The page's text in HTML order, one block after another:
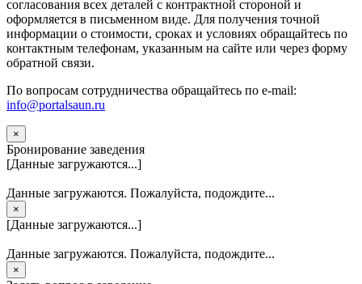
согласования всех деталей с контрактной стороной и
оформляется в письменном виде. Для получения точной
информации о стоимости, сроках и условиях обращайтесь по
контактным телефонам, указанным на сайте или через форму
обратной связи.
По вопросам сотрудничества обращайтесь по e-mail:
info@portalsaun.ru
×
Бронирование заведения
[Данные загружаются...]
Данные загружаются. Пожалуйста, подождите...
×
[Данные загружаются...]
Данные загружаются. Пожалуйста, подождите...
×